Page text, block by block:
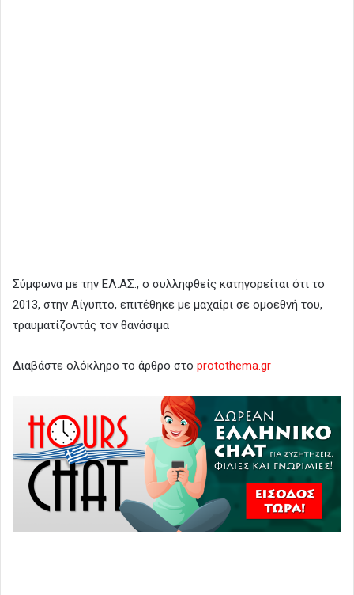
Σύμφωνα με την ΕΛ.ΑΣ., ο συλληφθείς κατηγορείται ότι το
2013, στην Αίγυπτο, επιτέθηκε με μαχαίρι σε ομοεθνή του,
τραυματίζοντάς τον θανάσιμα
Διαβάστε ολόκληρο το άρθρο στο protothema.gr